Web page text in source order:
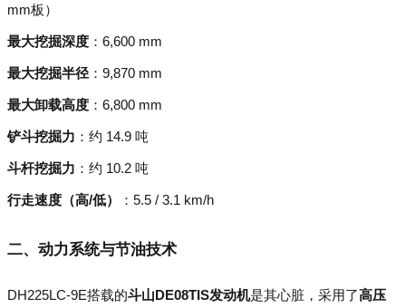
mm板）
最大挖掘深度 ：6,600 mm
最大挖掘半径 ：9,870 mm
最大卸载高度 ：6,800 mm
铲斗挖掘力 ：约 14.9 吨
斗杆挖掘力 ：约 10.2 吨
行走速度（高/低） ：5.5 / 3.1 km/h
二、动力系统与节油技术
DH225LC-9E搭载的斗山DE08TIS发动机是其心脏，采用了高压